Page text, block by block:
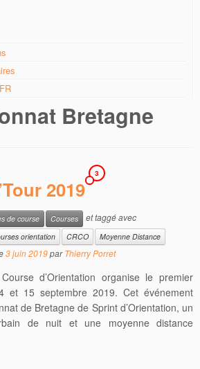
Bretagne
2019
3
de course Courses et taggé avec
orientation CRCO
Moyenne Distance
3 juin 2019parThierry Porret
d’Orientation organise le premier
et 15 septembre 2019. Cet événement
de Bretagne de Sprint d’Orientation, un
de nuit et une moyenne distance